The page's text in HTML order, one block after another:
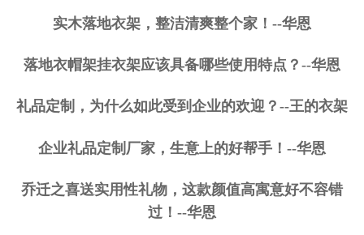
实木落地衣架，整洁清爽整个家！--华恩
落地衣帽架挂衣架应该具备哪些使用特点？--华恩
礼品定制，为什么如此受到企业的欢迎？--王的衣架
企业礼品定制厂家，生意上的好帮手！--华恩
乔迁之喜送实用性礼物，这款颜值高寓意好不容错
过！--华恩